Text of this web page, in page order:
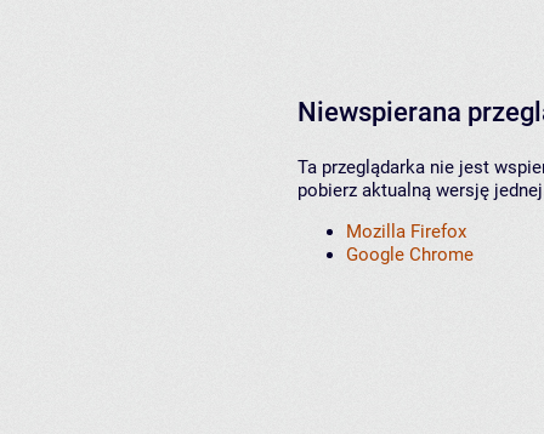
Niewspierana
Ta przeglądarka nie jest
pobierz aktualną wersję
Mozilla Firefox
Google Chrome